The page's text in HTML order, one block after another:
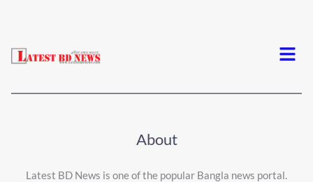
Menu
About
Latest BD News is one of the popular Bangla news portal.